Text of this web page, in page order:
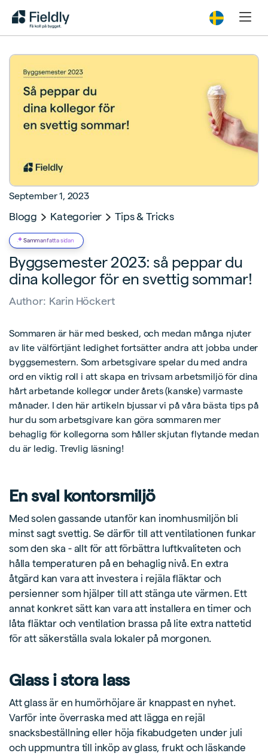
September 1, 2023
Blogg Kategorier Tips & Tricks
Sammanfatta sidan
Byggsemester 2023: så peppar du
dina kollegor för en svettig sommar!
Author: Karin Höckert
Sommaren är här med besked, och medan många njuter
av lite välförtjänt ledighet fortsätter andra att jobba under
byggsemestern. Som arbetsgivare spelar du med andra
ord en viktig roll i att skapa en trivsam arbetsmiljö för dina
hårt arbetande kollegor under årets (kanske) varmaste
månader. I den här artikeln bjussar vi på våra bästa tips på
hur du som arbetsgivare kan göra sommaren mer
behaglig för kollegorna som håller skjutan flytande medan
du är ledig. Trevlig läsning!
En sval kontorsmiljö
Med solen gassande utanför kan inomhusmiljön bli
minst sagt svettig. Se därför till att ventilationen funkar
som den ska - allt för att förbättra luftkvaliteten och
hålla temperaturen på en behaglig nivå. En extra
åtgärd kan vara att investera i rejäla fläktar och
persienner som hjälper till att stänga ute värmen. Ett
annat konkret sätt kan vara att installera en timer och
låta fläktar och ventilation brassa på lite extra nattetid
för att säkerställa svala lokaler på morgonen.
Glass i stora lass
Att glass är en humörhöjare är knappast en nyhet.
Varför inte överraska med att lägga en rejäl
snacksbeställning eller höja fikabudgeten under juli
och uppmuntra till inköp av glass, frukt och läskande